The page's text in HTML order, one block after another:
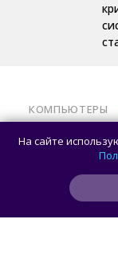
КОМПЬЮТЕРЫ
Какой ПК
лучшие
На сайте